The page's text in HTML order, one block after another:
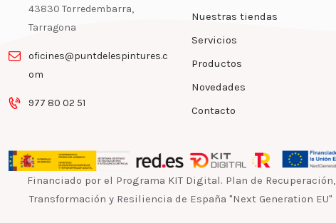
43830 Torredembarra,
Tarragona
oficines@puntdelespintures.c
om
977 80 02 51
Nuestras tiendas
Servicios
Productos
Novedades
Contacto
Financiado por el Programa KIT Digital. Plan de Recuperación,
Transformación y Resiliencia de España "Next Generation EU"